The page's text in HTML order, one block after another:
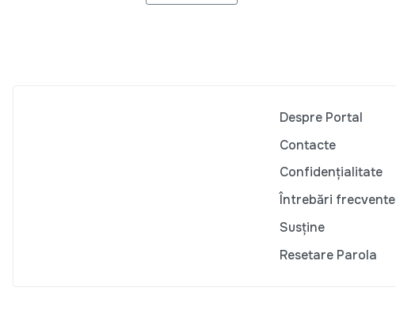
Despre Portal
Contacte
Confidențialitate
Întrebări frecvente
Susține
Resetare Parola